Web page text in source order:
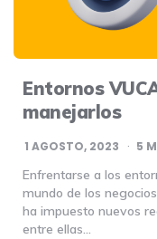
Entornos
manejarlos
1 AGOSTO, 2023 5
Enfrentarse a los
mundo de los
ha impuesto nuevos
entre ellas…